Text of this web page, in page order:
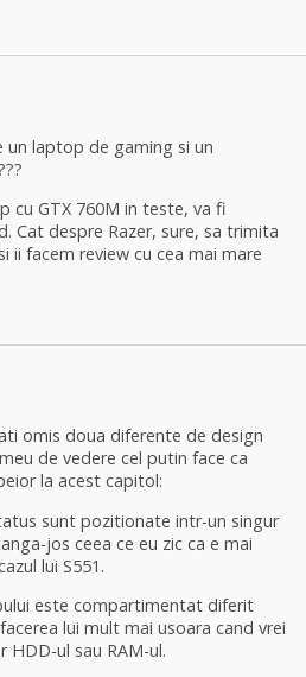
un laptop de gaming si un
cu GTX 760M in teste, va fi
Cat despre Razer, sure, sa trimita
ii facem review cu cea mai mare
omis doua diferente de design
de vedere cel putin face ca
la acest capitol:
sunt pozitionate intr-un singur
jos ceea ce eu zic ca e mai
lui S551.
este compartimentat diferit
lui mult mai usoara cand vrei
HDD-ul sau RAM-ul.